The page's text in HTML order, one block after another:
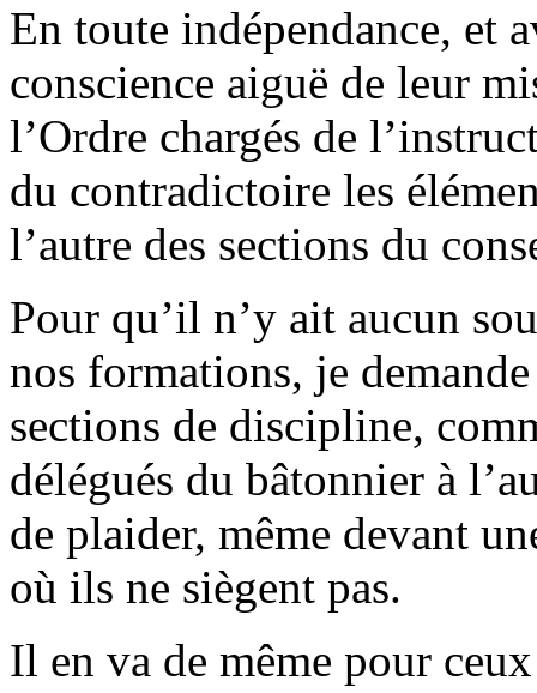
En toute indépendance, et
conscience aiguë de leur
l’Ordre chargés de
du contradictoire les
l’autre des sections du
Pour qu’il n’y ait aucun
nos formations, je
sections de discipline,
délégués du bâtonnier à
de plaider, même devant
où ils ne siègent pas.
Il en va de même pour